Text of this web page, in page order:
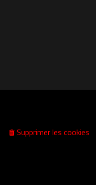
Supprimer les cookies